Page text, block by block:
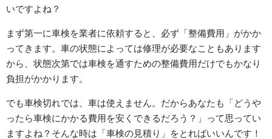
いですよね？
まず第一に車検を業者に依頼すると、必ず「整備費用」がかか
ってきます。車の状態によっては修理が必要なこともあります
から、状態次第では車検を通すための整備費用だけでもかなり
負担がかかります。
でも車検切れでは、車は使えません。だからあなたも「どうや
ったら車検にかかる費用を安くできるだろう？」って思ってい
ますよね？そんな時は「車検の見積り」をとればいいんです！